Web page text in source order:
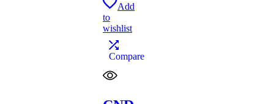
Add
to
wishlist
Compare